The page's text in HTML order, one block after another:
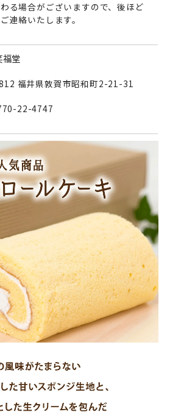
る場合がございますので、後ほど
連絡いたします。
堂
福井県敦賀市昭和町2-21-31
22-4747